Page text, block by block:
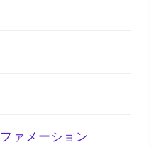
ァメーション